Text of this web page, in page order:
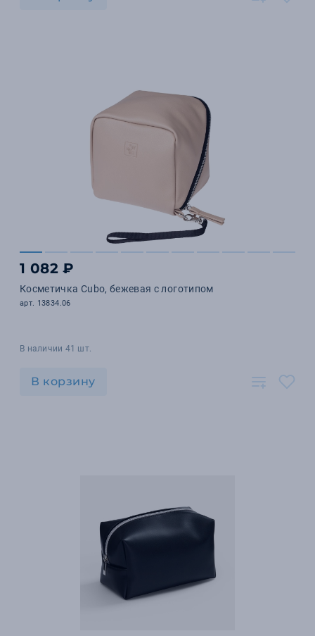
1 082 ₽
Косметичка Cubo, бежевая с логотипом
арт. 13834.06
В наличии 41 шт.
В корзину